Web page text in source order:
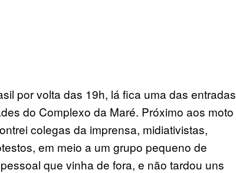
por volta das 19h, lá fica uma das entradas
do Complexo da Maré. Próximo aos moto
colegas da imprensa, midiativistas,
em meio a um grupo pequeno de
que vinha de fora, e não tardou uns